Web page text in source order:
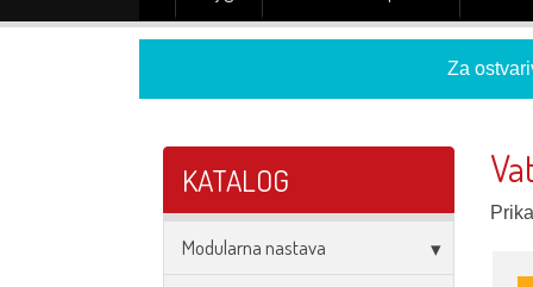
Za
KATALOG
Modularna nastava